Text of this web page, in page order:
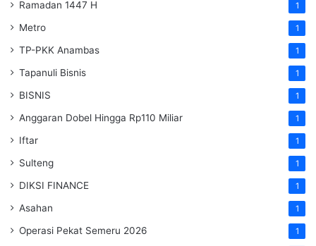
Ramadan 1447 H 1
Metro 1
TP-PKK Anambas 1
Tapanuli Bisnis 1
BISNIS 1
Anggaran Dobel Hingga Rp110 Miliar 1
Iftar 1
Sulteng 1
DIKSI FINANCE 1
Asahan 1
Operasi Pekat Semeru 2026 1